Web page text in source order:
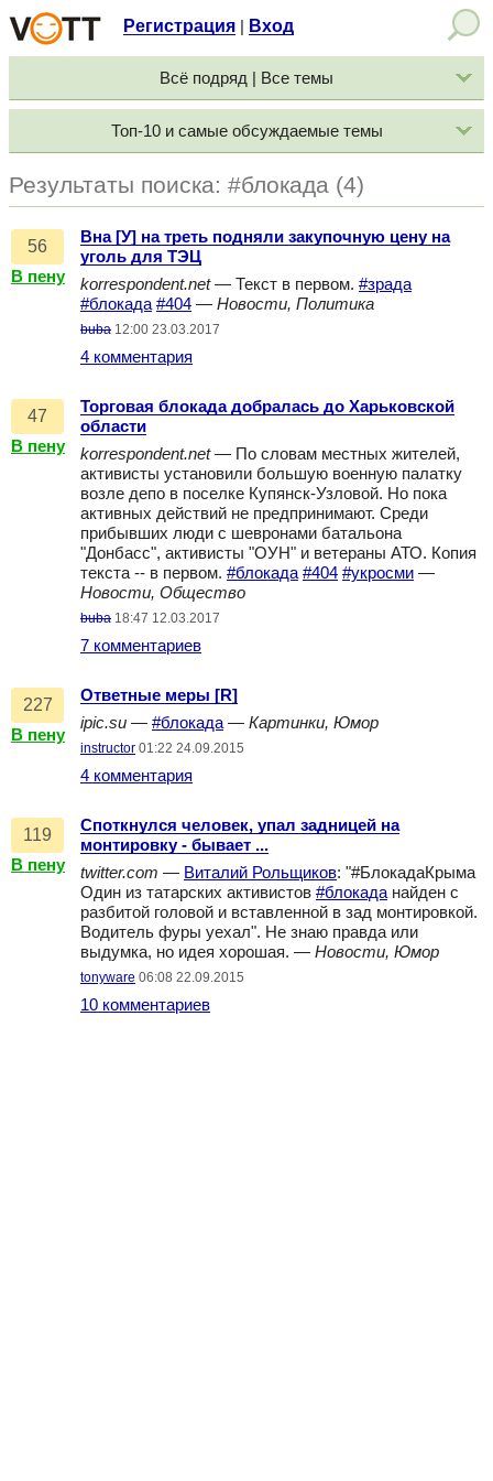
Регистрация Вход
Всё подряд | Все темы
Топ-10 и самые обсуждаемые темы
Результаты поиска: #блокада (4)
56
В пену
Вна [У] на треть подняли закупочную цену на
уголь для ТЭЦ
korrespondent.net— Текст в первом. #зрада
#блокада #404 — Новости, Политика
buba 12:00 23.03.2017
4 комментария
47
В пену
Торговая блокада добралась до Харьковской
области
korrespondent.net— По словам местных жителей,
активисты установили большую военную палатку
возле депо в поселке Купянск-Узловой. Но пока
активных действий не предпринимают. Среди
прибывших люди с шевронами батальона
"Донбасс", активисты "ОУН" и ветераны АТО. Копия
текста -- в первом. #блокада #404 #укросми —
Новости, Общество
buba 18:47 12.03.2017
7 комментариев
227
В пену
Ответные меры [R]
ipic.su — #блокада — Картинки, Юмор
instructor 01:22 24.09.2015
4 комментария
119
В пену
Споткнулся человек, упал задницей на
монтировку - бывает ...
twitter.com — Виталий Рольщиков: "#БлокадаКрыма
Один из татарских активистов #блокада найден с
разбитой головой и вставленной в зад монтировкой.
Водитель фуры уехал". Не знаю правда или
выдумка, но идея хорошая. — Новости, Юмор
tonyware 06:08 22.09.2015
10 комментариев